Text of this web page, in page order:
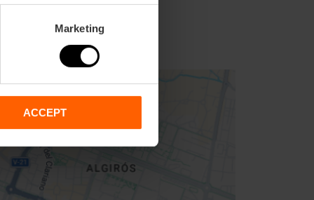
Marketing
ACCEPT